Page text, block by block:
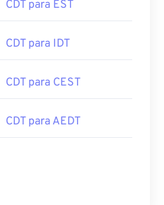
CDT para EST
CDT para IDT
CDT para CEST
CDT para AEDT